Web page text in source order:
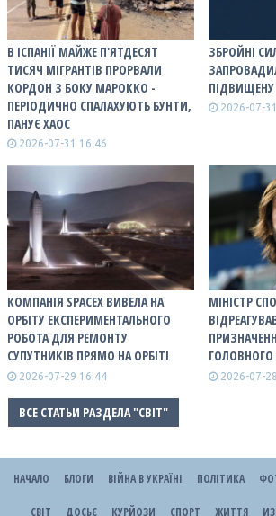
В ІСПАНІЇ МАЙЖЕ П'ЯТДЕСЯТ
ТИСЯЧ МІГРАНТІВ ПРОРВАЛИ
КОРДОН З БОКУ МАРОККО -
ПЕРІОДИЧНО СПАЛАХУЮТЬ БУНТИ,
ПАНУЄ ХАОС
2026-07-31 16:46
ЗБРОЙНІ
ПІДВИЩЕНУ
2026-07-
КОМПАНІЯ SPACEX ВИВЕЛА НА
ОРБІТУ ЕКСПЕРИМЕНТАЛЬНОГО
РОБОТА ДЛЯ РЕМОНТУ
СУПУТНИКІВ ПРЯМО НА ОРБІТІ
2026-07-29 16:44
МІНІСТР
ГОЛОВНОГО
2026-07-
ВСЕ СТАТЬИ РАЗДЕЛА "СВІТ"
НАЧАЛО БЛОГИ ВІЙНА В УКРАЇНІ ПОЛІТИКА
СВІТ ДОСЬЄ КУРЙОЗИ СПОРТ ЖИТТЯ